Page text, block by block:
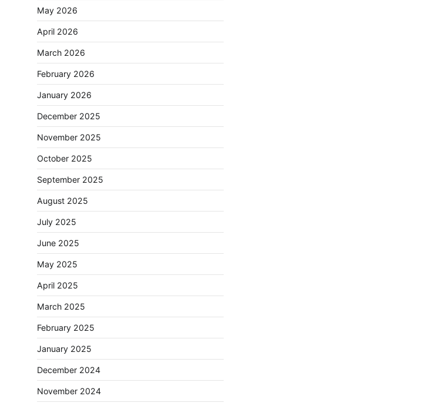
May 2026
April 2026
March 2026
February 2026
January 2026
December 2025
November 2025
October 2025
September 2025
August 2025
July 2025
June 2025
May 2025
April 2025
March 2025
February 2025
January 2025
December 2024
November 2024